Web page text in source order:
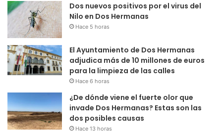
Dos nuevos positivos por el virus del
Nilo en Dos Hermanas
Hace 5 horas
El Ayuntamiento de Dos Hermanas
adjudica más de 10 millones de euros
para la limpieza de las calles
Hace 6 horas
¿De dónde viene el fuerte olor que
invade Dos Hermanas? Estas son las
dos posibles causas
Hace 13 horas